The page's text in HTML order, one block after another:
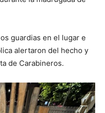
guardias en el lugar e
alertaron del hecho y
de Carabineros.